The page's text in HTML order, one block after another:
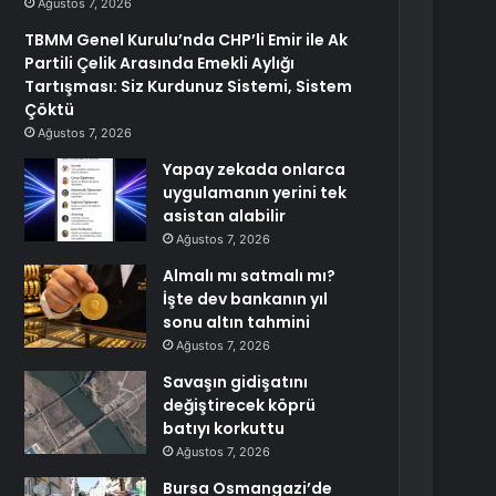
Ağustos 7, 2026
TBMM Genel Kurulu’nda CHP’li Emir ile Ak
Partili Çelik Arasında Emekli Aylığı
Tartışması: Siz Kurdunuz Sistemi, Sistem
Çöktü
Ağustos 7, 2026
Yapay zekada onlarca
uygulamanın yerini tek
asistan alabilir
Ağustos 7, 2026
Almalı mı satmalı mı?
İşte dev bankanın yıl
sonu altın tahmini
Ağustos 7, 2026
Savaşın gidişatını
değiştirecek köprü
batıyı korkuttu
Ağustos 7, 2026
Bursa Osmangazi’de